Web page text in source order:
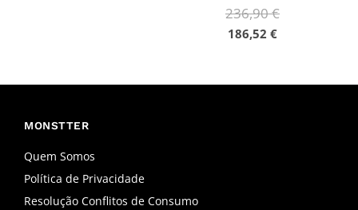
236,90€
186,52 €
MONSTTER
Quem Somos
Política de Privacidade
Resolução Conflitos de Consumo